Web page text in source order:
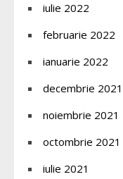
iulie 2022
februarie 2022
ianuarie 2022
decembrie 2021
noiembrie 2021
octombrie 2021
iulie 2021